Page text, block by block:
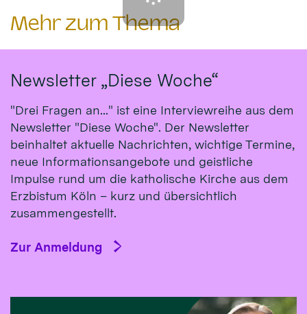
Mehr zum Thema
Newsletter „Diese Woche“
"Drei Fragen an..." ist eine Interviewreihe aus dem
Newsletter "Diese Woche". Der Newsletter
beinhaltet aktuelle Nachrichten, wichtige Termine,
neue Informationsangebote und geistliche
Impulse rund um die katholische Kirche aus dem
Erzbistum Köln – kurz und übersichtlich
zusammengestellt.
Zur Anmeldung